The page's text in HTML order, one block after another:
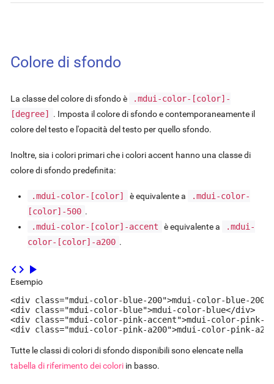
Colore di sfondo
La classe del colore di sfondo è .mdui-color- [color] -
[degree]
. Imposta il colore di sfondo e contemporaneamente il
colore del testo e l'opacità del testo per quello sfondo.
Inoltre, sia i colori primari che i colori accent hanno una classe di
colore di sfondo predefinita:
.mdui-color- [color] è equivalente a
.mdui-color-
[color] -500 .
.mdui-color- [color] -accent è equivalente a
.mdui-
color- [color] -a200 .
code play_arrow
Esempio
<div class="mdui-color-blue-200">mdui-color-blue-
<div class="mdui-color-blue">mdui-color-blue</div>
<div class="mdui-color-pink-accent">mdui-color-pink-
<div class="mdui-color-pink-a200">mdui-color-pink-
Tutte le classi di colori di sfondo disponibili sono elencate nella
tabella di riferimento dei coloriin basso.